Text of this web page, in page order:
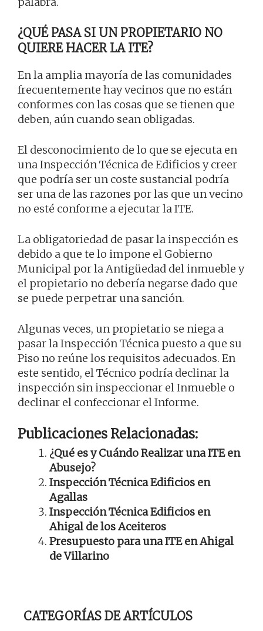
¿QUÉ PASA SI UN PROPIETARIO NO
QUIERE HACER LA ITE?
En la amplia mayoría de las comunidades
frecuentemente hay vecinos que no están
conformes con las cosas que se tienen que
deben, aún cuando sean obligadas.
El desconocimiento de lo que se ejecuta en
una Inspección Técnica de Edificios y creer
que podría ser un coste sustancial podría
ser una de las razones por las que un vecino
no esté conforme a ejecutar la ITE.
La obligatoriedad de pasar la inspección es
debido a que te lo impone el Gobierno
Municipal por la Antigüedad del inmueble y
el propietario no debería negarse dado que
se puede perpetrar una sanción.
Algunas veces, un propietario se niega a
pasar la Inspección Técnica puesto a que su
Piso no reúne los requisitos adecuados. En
este sentido, el Técnico podría declinar la
inspección sin inspeccionar el Inmueble o
declinar el confeccionar el Informe.
Publicaciones Relacionadas:
¿Qué es y Cuándo Realizar una ITE en
Abusejo?
Inspección Técnica Edificios en
Agallas
Inspección Técnica Edificios en
Ahigal de los Aceiteros
Presupuesto para una ITE en Ahigal
de Villarino
CATEGORÍAS DE ARTÍCULOS